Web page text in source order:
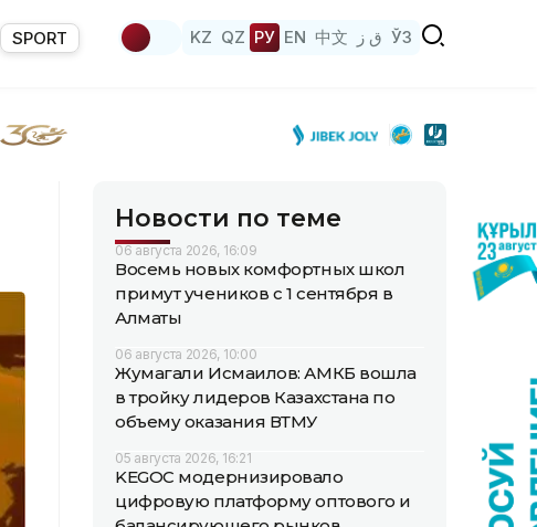
SPORT KZ QZ РУ EN 中文 ق ز ЎЗ
Новости по теме
06 августа 2026, 16:09
Восемь новых комфортных школ
примут учеников с 1 сентября в
Алматы
06 августа 2026, 10:00
Жумагали Исмаилов: АМКБ вошла
в тройку лидеров Казахстана по
объему оказания ВТМУ
05 августа 2026, 16:21
KEGOC модернизировало
цифровую платформу оптового и